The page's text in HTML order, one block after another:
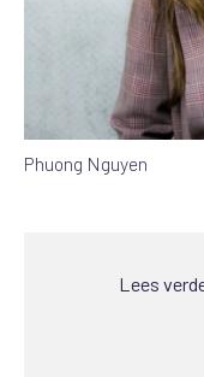
Phuong Nguyen
Lees